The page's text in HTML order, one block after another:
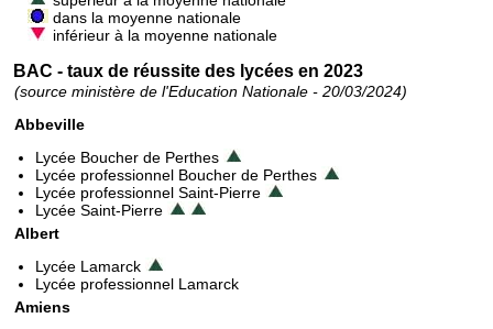
dans la moyenne nationale
inférieur à la moyenne nationale
BAC - taux de réussite des lycées en 2023
(source ministère de l'Education Nationale - 20/03/2024)
Abbeville
Lycée Boucher de Perthes
Lycée professionnel Boucher de Perthes
Lycée professionnel Saint-Pierre
Lycée Saint-Pierre
Albert
Lycée Lamarck
Lycée professionnel Lamarck
Amiens